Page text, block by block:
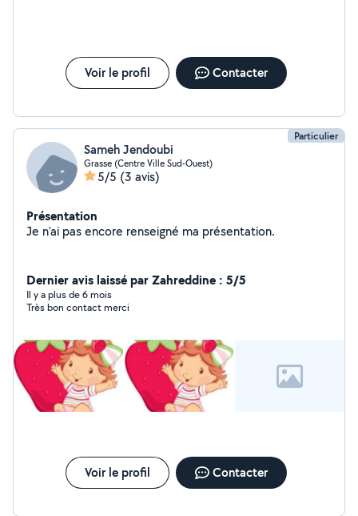
Voir le profil Contacter
Particulier
Sameh Jendoubi
Grasse (Centre Ville Sud-Ouest)
5/5 (3 avis)
Présentation
Je n'ai pas encore renseigné ma présentation.
Dernier avis laissé par Zahreddine : 5/5
Il y a plus de 6 mois
Très bon contact merci
Voir le profil Contacter